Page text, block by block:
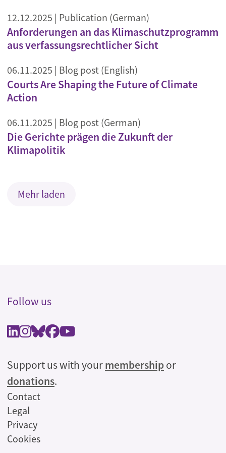
12.12.2025 | Publication (German)
Anforderungen an das Klimaschutzprogramm
aus verfassungsrechtlicher Sicht
06.11.2025 | Blog post (English)
Courts Are Shaping the Future of Climate
Action
06.11.2025 | Blog post (German)
Die Gerichte prägen die Zukunft der
Klimapolitik
Mehr laden
Follow us
Support us with yourmembershipor
donations.
Legal
Contact
Legal
Privacy
Cookies